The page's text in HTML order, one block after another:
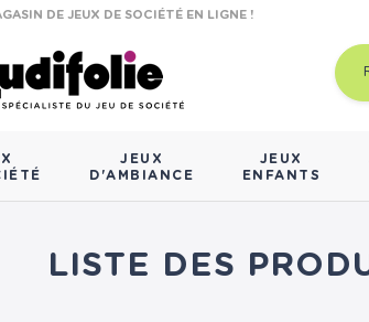
DE JEUX DE SOCIÉTÉ EN LIGNE !
JEUX
D'AMBIANCE
JEUX
ENFANTS
LISTE DES